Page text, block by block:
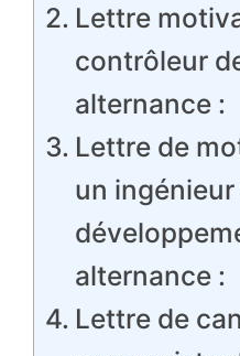
Lettre
contrôleur
alternance :
Lettre de
un ingénieur
alternance :
Lettre de